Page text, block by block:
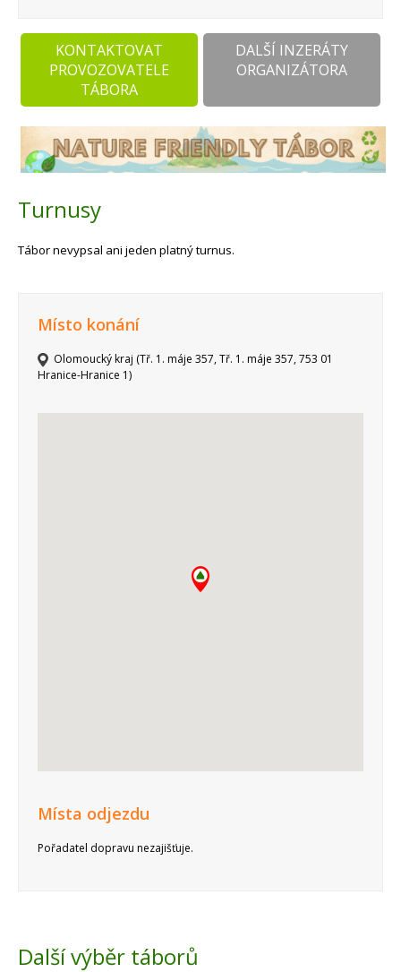
KONTAKTOVAT
PROVOZOVATELE
TÁBORA
DALŠÍ INZERÁTY
ORGANIZÁTORA
Turnusy
Tábor nevypsal ani jeden platný turnus.
Místo konání
Olomoucký kraj (Tř. 1. máje 357, Tř. 1. máje 357, 753 01
Hranice-Hranice 1)
Místa odjezdu
Pořadatel dopravu nezajišťuje.
Další výběr táborů